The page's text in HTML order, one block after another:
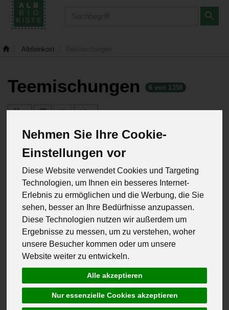
Nehmen Sie Ihre Cookie-
Einstellungen vor
Diese Website verwendet Cookies und Targeting
Technologien, um Ihnen ein besseres Internet-
Erlebnis zu ermöglichen und die Werbung, die Sie
sehen, besser an Ihre Bedürfnisse anzupassen.
Diese Technologien nutzen wir außerdem um
Ergebnisse zu messen, um zu verstehen, woher
unsere Besucher kommen oder um unsere
Website weiter zu entwickeln.
Alle akzeptieren
Nur essenzielle Cookies akzeptieren
Albfeinkost
Teemischungen 6 von 1358
12